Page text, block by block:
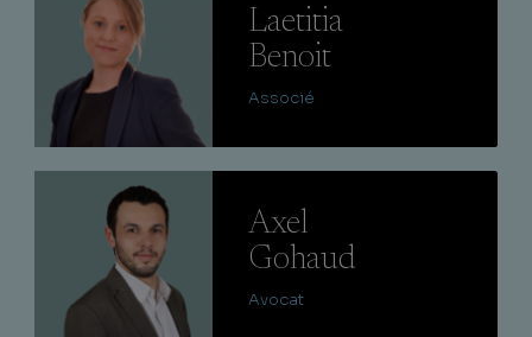
Laetitia
Benoit
Associé
Axel
Gohaud
Avocat